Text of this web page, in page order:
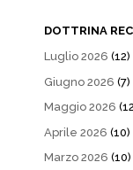
DOTTRINA
Luglio 2026 (12)
Giugno 2026 (7)
Maggio 2026
Aprile 2026 (10)
Marzo 2026 (10)